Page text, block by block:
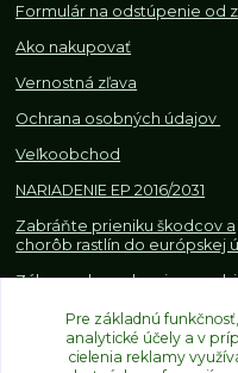
Formulár na odstúpenie od z
Ako nakupovať
Vernostná zľava
Ochrana osobných údajov
Veľkoobchod
NARIADENIE EP 2016/2031
Zabráňte prieniku škodcov a
chorôb rastlín do európskej
Zákazy, obmedzenia a
obchodovaní s rastlinami
Pre základnú
analytické účely a v
cielenia reklamy